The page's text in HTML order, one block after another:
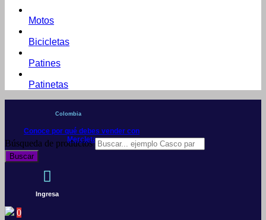
Motos
Bicicletas
Patines
Patinetas
Colombia
Conoce por qué debes vender con
Mercleta
Búsqueda de productos
Buscar
Ingresa
0